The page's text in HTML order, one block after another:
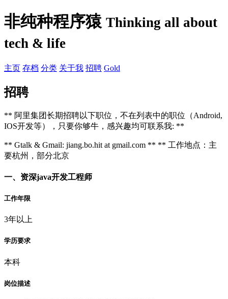
非纯种程序猿 Thinking all about
tech & life
主页 存档 分类 关于我 招聘 Gold
招聘
** 阿里集团长期招聘以下职位，不在列表中的职位（Android,
IOS开发等），只要你够牛，感兴趣均可联系我: **
** Gtalk & Gmail: jiang.bo.hit at gmail.com ** ** 工作地点：主
要杭州，部分北京
一、资深java开发工程师
工作年限
3年以上
学历要求
本科
岗位描述